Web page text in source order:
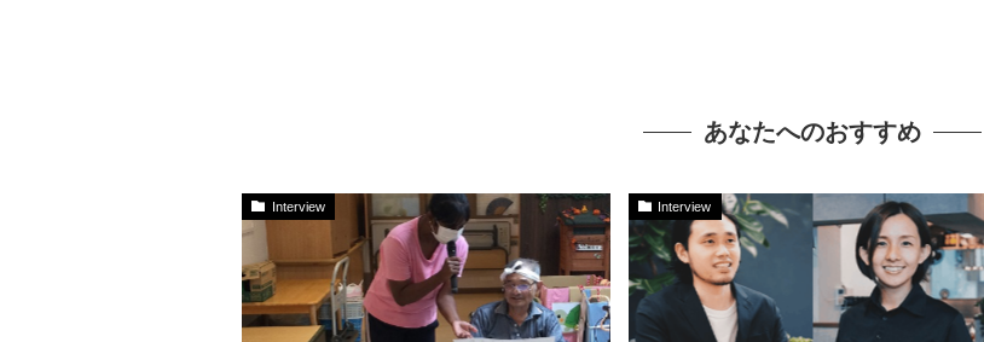
あなたへのおすすめ
Interview Interview